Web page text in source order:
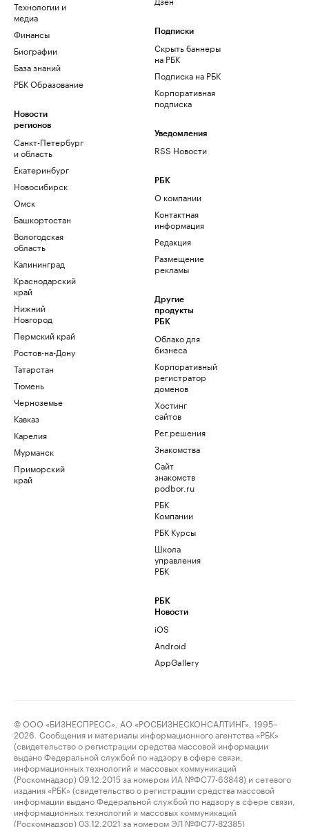
Технологии и
медиа
Финансы
Биографии
База знаний
РБК Образование
Новости
регионов
Санкт-Петербург
и область
Екатеринбург
Новосибирск
Омск
Башкортостан
Вологодская
область
Калининград
Краснодарский
край
Нижний
Новгород
Пермский край
Ростов-на-Дону
Татарстан
Тюмень
Черноземье
Кавказ
Карелия
Мурманск
Приморский
край
Подписки
Скрыть баннеры
на РБК
Подписка на РБК
Корпоративная
подписка
Уведомления
RSS Новости
РБК
О компании
Контактная
информация
Редакция
Размещение
рекламы
Другие
продукты
РБК
Облако для
бизнеса
Корпоративный
регистратор
доменов
Хостинг
сайтов
Рег.решения
Знакомства
Сайт
знакомств
podbor.ru
РБК
Компании
РБК Курсы
Школа
управления
РБК
РБК
Новости
iOS
Android
AppGallery
© ООО «БИЗНЕСПРЕСС», АО «РОСБИЗНЕСКОНСАЛТИНГ», 1995–
2026. Сообщения и материалы информационного агентства «РБК»
(свидетельство о регистрации средства массовой информации
выдано Федеральной службой по надзору в сфере связи,
информационных технологий и массовых коммуникаций
(Роскомнадзор) 09.12.2015 за номером ИА №ФС77-63848) и сетевого
издания «РБК» (свидетельство о регистрации средства массовой
информации выдано Федеральной службой по надзору в сфере связи,
информационных технологий и массовых коммуникаций
(Роскомнадзор) 03.12.2021 за номером ЭЛ №ФС77-82385)